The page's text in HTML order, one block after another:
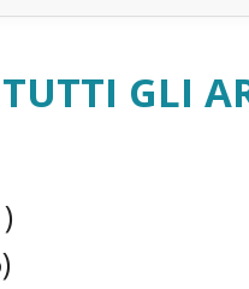
GLI